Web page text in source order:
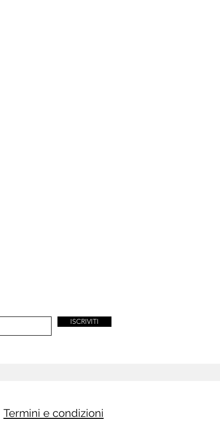
ISCRIVITI
Termini e condizioni